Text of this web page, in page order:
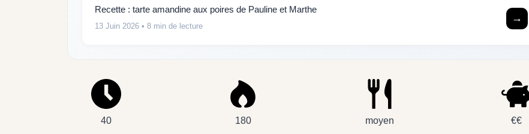
Recette : tarte amandine aux poires de Pauline et Marthe
13 Juin 2026 • 8 min de lecture
→
40 180 moyen €€